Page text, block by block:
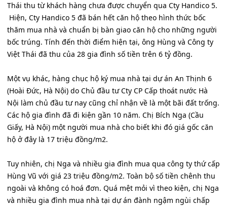
Thái thu từ khách hàng chưa được chuyển qua Cty Handico 5.
Hiện, Cty Handico 5 đã bán hết căn hộ theo hình thức bốc
thăm mua nhà và chuẩn bị bàn giao căn hộ cho những người
bốc trúng. Tính đến thời điểm hiện tại, ông Hùng và Công ty
Việt Thái đã thu của 28 gia đình số tiền trên 6 tỷ đồng.
Một vụ khác, hàng chục hộ ký mua nhà tại dự án An Thịnh 6
(Hoài Đức, Hà Nội) do Chủ đầu tư Cty CP Cấp thoát nước Hà
Nội làm chủ đầu tư nay cũng chỉ nhận về là một bãi đất trống.
Các hộ gia đình đã đi kiện gần 10 năm. Chị Bích Nga (Cầu
Giấy, Hà Nội) một người mua nhà cho biết khi đó giá gốc căn
hộ ở đây là 17 triệu đồng/m2.
Tuy nhiên, chị Nga và nhiều gia đình mua qua công ty thứ cấp
Hùng Vũ với giá 23 triệu đồng/m2. Toàn bộ số tiền chênh thu
ngoài và không có hoá đơn. Quá mệt mỏi vì theo kiện, chị Nga
và nhiều gia đình mua nhà tại dự án đành ngậm ngùi chấp